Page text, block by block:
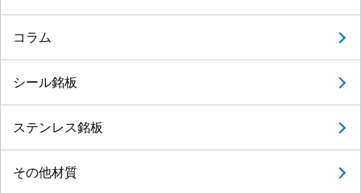
コラム
シール銘板
ステンレス銘板
その他材質